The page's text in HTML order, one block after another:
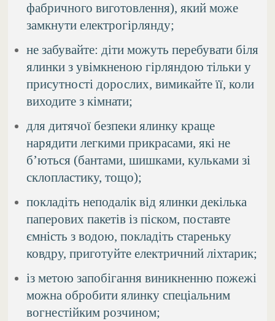
фабричного виготовлення), який може
замкнути електрогірлянду;
не забувайте: діти можуть перебувати біля
ялинки з увімкненою гірляндою тільки у
присутності дорослих, вимикайте її, коли
виходите з кімнати;
для дитячої безпеки ялинку краще
нарядити легкими прикрасами, які не
б’ються (бантами, шишками, кульками зі
склопластику, тощо);
покладіть неподалік від ялинки декілька
паперових пакетів із піском, поставте
ємність з водою, покладіть стареньку
ковдру, приготуйте електричний ліхтарик;
із метою запобігання виникненню пожежі
можна обробити ялинку спеціальним
вогнестійким розчином;